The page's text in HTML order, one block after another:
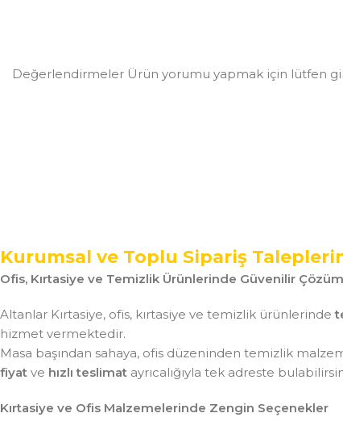
Değerlendirmeler Ürün yorumu yapmak için lütfen
Kurumsal ve Toplu Sipariş
Ofis, Kırtasiye ve Temizlik Ürünlerinde Güvenilir Çözüm
Altanlar Kırtasiye, ofis, kırtasiye ve temizlik ürünlerinde
hizmet vermektedir.
Masa başından sahaya, ofis düzeninden temizlik
fiyat ve hızlı teslimat ayrıcalığıyla tek adreste
Kırtasiye ve Ofis Malzemelerinde Zengin Seçenekler